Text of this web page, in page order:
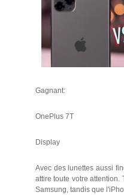
Gagnant:
OnePlus 7T
Display
Avec des lunettes aussi
attire toute votre attention.
Samsung, tandis que